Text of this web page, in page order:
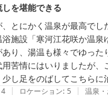
を堪能できる
とにかく温泉が最高でし
施設「寒河江花咲か温泉
り、湯温も様々でゆった
苦情にはいりましたが
し足をのばしてこちらに
4 | ロケーション: 5 | 温泉